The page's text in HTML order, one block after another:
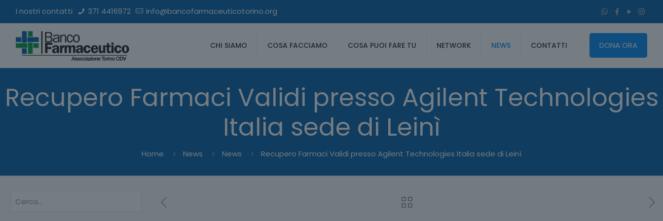
I nostri contatti 371 4416972 info@bancofarmaceuticotorino.org
CHI SIAMO COSA FACCIAMO COSA PUOI FARE TU NETWORK NEWS CONTATTI DONA ORA
Recupero Farmaci Validi presso Agilent Technologies
Italia sede di Leinì
Home News News Recupero Farmaci Validi presso Agilent Technologies Italia sede di Leinì